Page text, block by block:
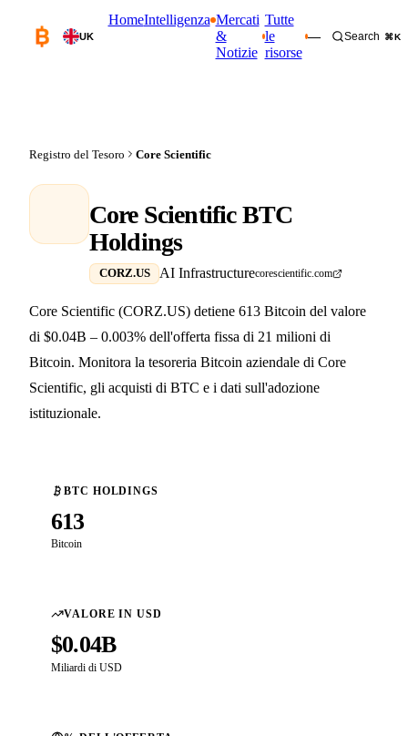
UK
HomeIntelligenza Mercati
&
Notizie
Tutte
le
risorse
— Search ⌘K
Registro del Tesoro Core Scientific
Core Scientific BTC
Holdings
CORZ.US AI Infrastructurecorescientific.com
Core Scientific (CORZ.US) detiene 613 Bitcoin del valore
di $0.04B – 0.003% dell'offerta fissa di 21 milioni di
Bitcoin. Monitora la tesoreria Bitcoin aziendale di Core
Scientific, gli acquisti di BTC e i dati sull'adozione
istituzionale.
BTC HOLDINGS
613
Bitcoin
VALORE IN USD
$0.04B
Miliardi di USD